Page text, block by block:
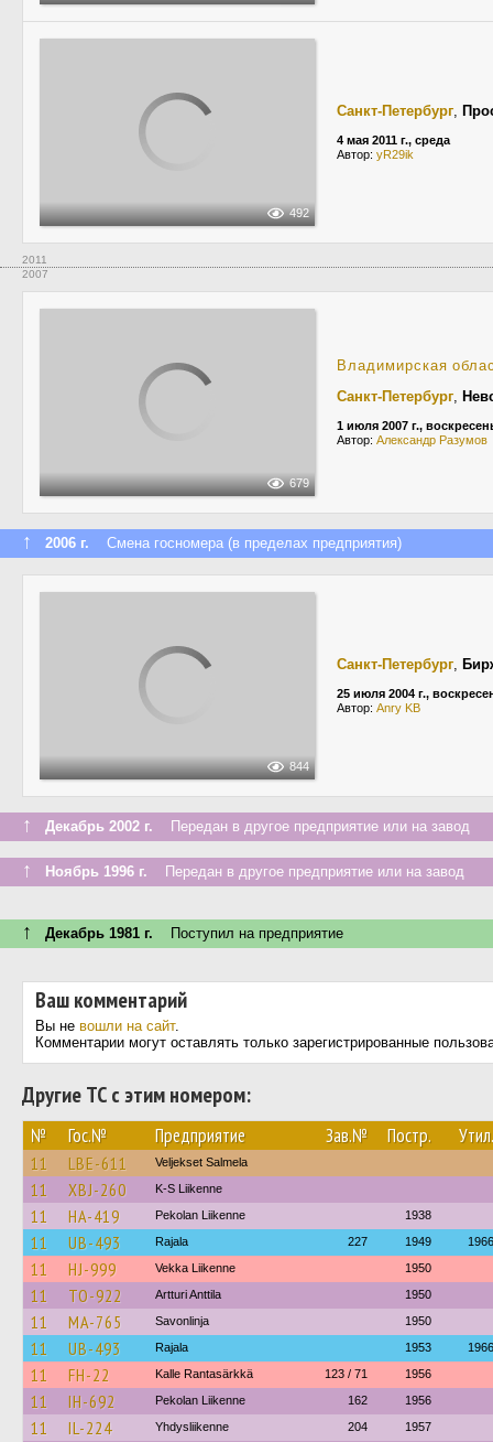
492
Санкт-Петербург,
4 мая 2011 г., среда
Автор: yR29ik
2011
2007
679
Владимирская
Санкт-Петербург,
1 июля 2007 г.,
Автор: Александр Разумов
↑ 2006 г. Смена госномера (в пределах предприятия)
844
Санкт-Петербург,
25 июля 2004 г.,
Автор: Anry KB
↑ Декабрь 2002 г. Передан в другое предприятие или на завод
↑ Ноябрь 1996 г. Передан в другое предприятие или на завод
↑ Декабрь 1981 г. Поступил на предприятие
Ваш комментарий
Вы не вошли на сайт.
Комментарии могут оставлять только зарегистрированные
Другие ТС с этим номером:
№ Гос.№ Предприятие Зав.№ Постр. Утил.
11 LBE-611 Veljekset Salmela
11 XBJ-260 K-S Liikenne
11 HA-419 Pekolan Liikenne 1938
11 UB-493 Rajala 227 1949 1966
11 HJ-999 Vekka Liikenne 1950
11 TO-922 Artturi Anttila 1950
11 MA-765 Savonlinja 1950
11 UB-493 Rajala 1953 1966
11 FH-22 Kalle Rantasärkkä 123 / 71 1956
11 IH-692 Pekolan Liikenne 162 1956
11 IL-224 Yhdysliikenne 204 1957